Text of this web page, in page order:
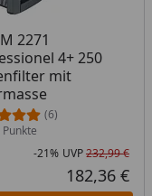
Preis
2271
4+ 250
mit
(6)
Punkte
-21% UVP232,99 €
182,36 €